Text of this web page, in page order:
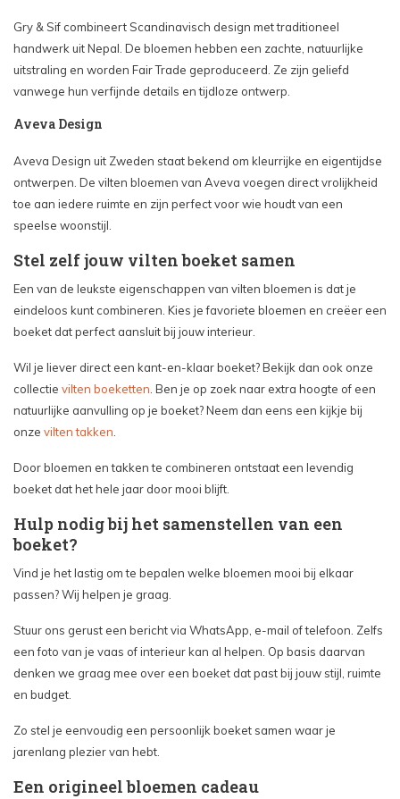
Gry & Sif combineert Scandinavisch design met traditioneel
handwerk uit Nepal. De bloemen hebben een zachte, natuurlijke
uitstraling en worden Fair Trade geproduceerd. Ze zijn geliefd
vanwege hun verfijnde details en tijdloze ontwerp.
Aveva Design
Aveva Design uit Zweden staat bekend om kleurrijke en eigentijdse
ontwerpen. De vilten bloemen van Aveva voegen direct vrolijkheid
toe aan iedere ruimte en zijn perfect voor wie houdt van een
speelse woonstijl.
Stel zelf jouw vilten boeket samen
Een van de leukste eigenschappen van vilten bloemen is dat je
eindeloos kunt combineren. Kies je favoriete bloemen en creëer een
boeket dat perfect aansluit bij jouw interieur.
Wil je liever direct een kant-en-klaar boeket? Bekijk dan ook onze
collectie vilten boeketten . Ben je op zoek naar extra hoogte of een
natuurlijke aanvulling op je boeket? Neem dan eens een kijkje bij
onze vilten takken
Door bloemen en takken te combineren ontstaat een levendig
boeket dat het hele jaar door mooi blijft.
Hulp nodig bij het samenstellen van een
boeket?
Vind je het lastig om te bepalen welke bloemen mooi bij elkaar
passen? Wij helpen je graag.
Stuur ons gerust een bericht via WhatsApp, e-mail of telefoon. Zelfs
een foto van je vaas of interieur kan al helpen. Op basis daarvan
denken we graag mee over een boeket dat past bij jouw stijl, ruimte
en budget.
Zo stel je eenvoudig een persoonlijk boeket samen waar je
jarenlang plezier van hebt.
Een origineel bloemen cadeau